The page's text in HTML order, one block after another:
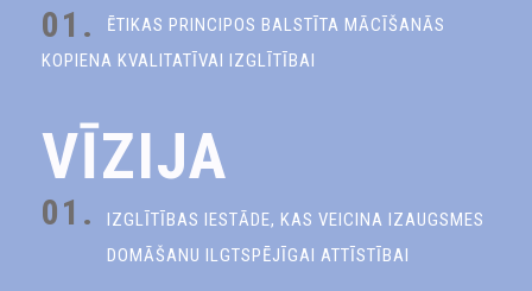
01.
ĒTIKAS PRINCIPOS BALSTĪTA MĀCĪŠANĀS
KOPIENA KVALITATĪVAI IZGLĪTĪBAI
VĪZIJA
01.
IZGLĪTĪBAS IESTĀDE, KAS VEICINA IZAUGSMES
DOMĀŠANU ILGTSPĒJĪGAI ATTĪSTĪBAI